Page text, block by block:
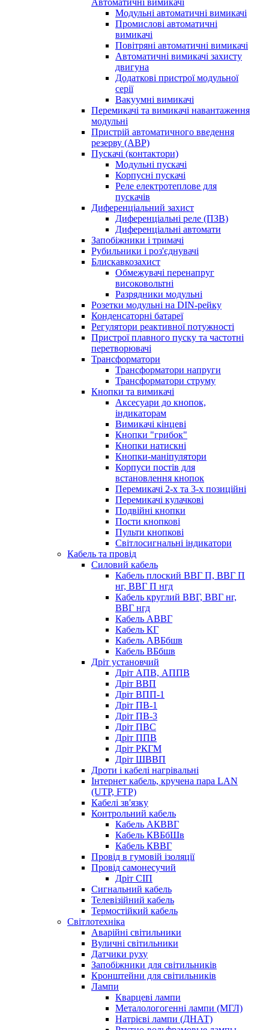
Автоматичні вимикачі
Модульні автоматичні вимикачі
Промислові автоматичні
вимикачі
Повітряні автоматичні вимикачі
Автоматичні вимикачі захисту
двигуна
Додаткові пристрої модульної
серії
Вакуумні вимикачі
Перемикачі та вимикачі навантаження
модульні
Пристрій автоматичного введення
резерву (АВР)
Пускачі (контактори)
Модульні пускачі
Корпусні пускачі
Реле електротеплове для
пускачів
Диференціальний захист
Диференціальні реле (ПЗВ)
Диференціальні автомати
Запобіжники і тримачі
Рубильники і роз'єднувачі
Блискавкозахист
Обмежувачі перенапруг
високовольтні
Разрядники модульні
Розетки модульні на DIN-рейку
Конденсаторні батареї
Регулятори реактивної потужності
Пристрої плавного пуску та частотні
перетворювачі
Трансформатори
Трансформатори напруги
Трансформатори струму
Кнопки та вимикачі
Аксесуари до кнопок,
індикаторам
Вимикачі кінцеві
Кнопки "грибок"
Кнопки натискні
Кнопки-маніпулятори
Корпуси постів для
встановлення кнопок
Перемикачі 2-х та 3-х позиційні
Перемикачі кулачкові
Подвійні кнопки
Пости кнопкові
Пульти кнопкові
Світлосигнальні індикатори
Кабель та провід
Силовий кабель
Кабель плоский ВВГ П, ВВГ П
нг, ВВГ П нгд
Кабель круглий ВВГ, ВВГ нг,
ВВГ нгд
Кабель АВВГ
Кабель КГ
Кабель АВБбшв
Кабель ВБбшв
Дріт установчий
Дріт АПВ, АППВ
Дріт ВВП
Дріт ВПП-1
Дріт ПВ-1
Дріт ПВ-3
Дріт ПВС
Дріт ППВ
Дріт РКГМ
Дріт ШВВП
Дроти і кабелі нагрівальні
Інтернет кабель, кручена пара LAN
(UTP, FTP)
Кабелі зв'язку
Контрольний кабель
Кабель АКВВГ
Кабель КВБбШв
Кабель КВВГ
Провід в гумовій ізоляції
Провід самонесучий
Дріт СІП
Сигнальний кабель
Телевізійний кабель
Термостійкий кабель
Світлотехніка
Аварійні світильники
Вуличні світильники
Датчики руху
Запобіжники для світильників
Кронштейни для світильників
Лампи
Кварцеві лампи
Металологогенні лампи (МГЛ)
Натрієві лампи (ДНАТ)